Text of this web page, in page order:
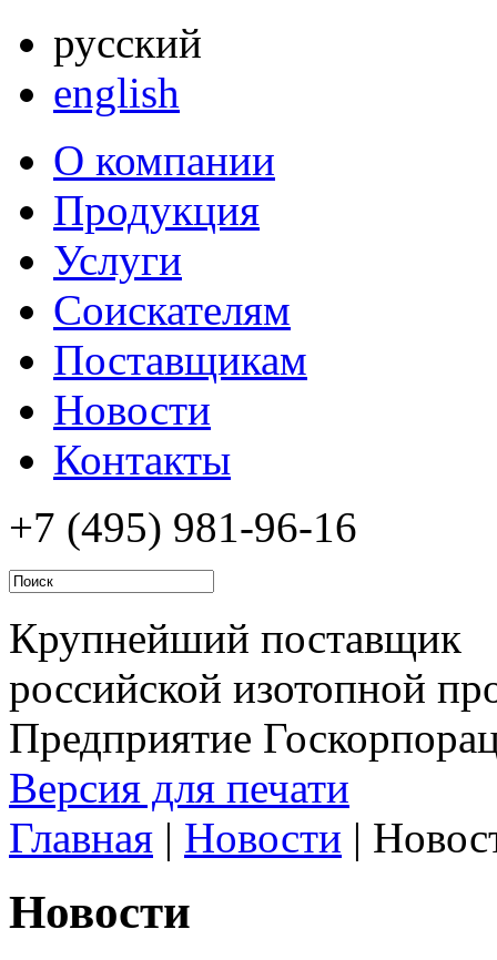
русский
english
О компании
Продукция
Услуги
Соискателям
Поставщикам
Новости
Контакты
+7 (495) 981-96-16
Крупнейший поставщик
российской изотопной
Предприятие
Версия для печати
Главная | Новости |
Новости